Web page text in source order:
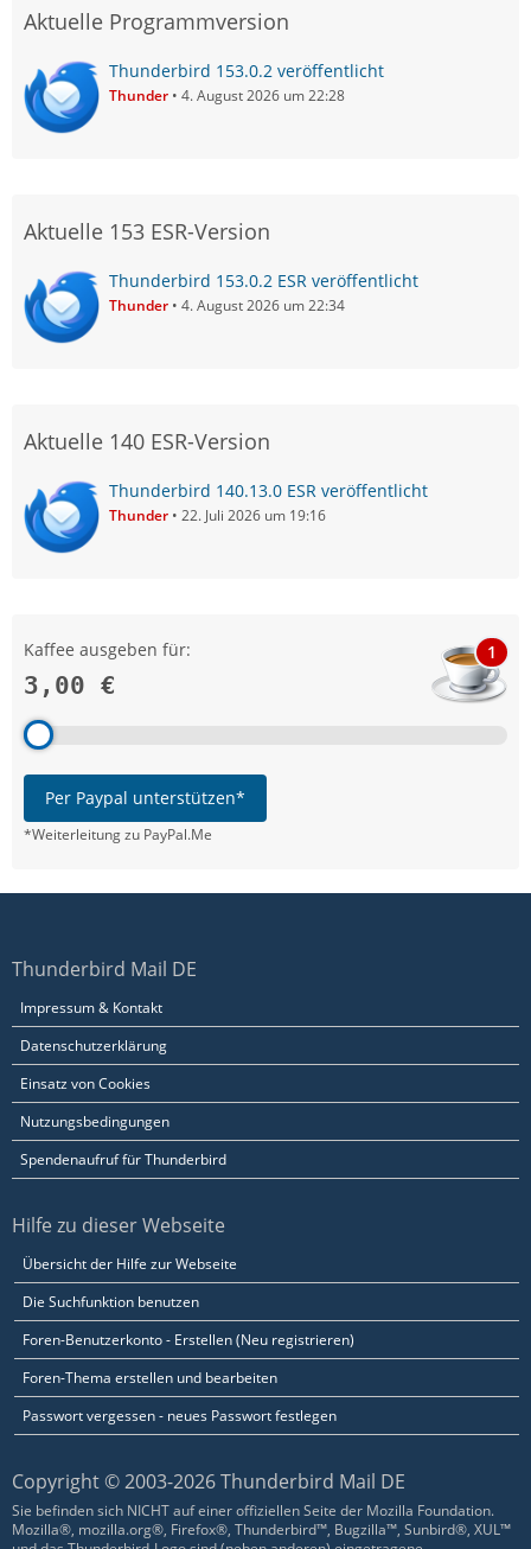
Aktuelle Programmversion
Thunderbird 153.0.2 veröffentlicht
Thunder 4. August 2026 um 22:28
Aktuelle 153 ESR-Version
Thunderbird 153.0.2 ESR veröffentlicht
Thunder 4. August 2026 um 22:34
Aktuelle 140 ESR-Version
Thunderbird 140.13.0 ESR veröffentlicht
Thunder 22. Juli 2026 um 19:16
Kaffee ausgeben für:
3,00 €
1
Per Paypal unterstützen*
*Weiterleitung zu PayPal.Me
Thunderbird Mail DE
Impressum & Kontakt
Datenschutzerklärung
Einsatz von Cookies
Nutzungsbedingungen
Spendenaufruf für Thunderbird
Hilfe zu dieser Webseite
Übersicht der Hilfe zur Webseite
Die Suchfunktion benutzen
Foren-Benutzerkonto - Erstellen (Neu registrieren)
Foren-Thema erstellen und bearbeiten
Passwort vergessen - neues Passwort festlegen
Copyright © 2003-2026 Thunderbird Mail DE
Sie befinden sich NICHT auf einer offiziellen Seite der Mozilla Foundation.
Mozilla®, mozilla.org®, Firefox®, Thunderbird™, Bugzilla™, Sunbird®, XUL™